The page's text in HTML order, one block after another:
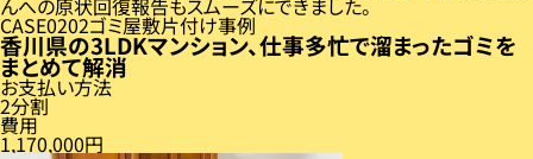
CASE 02ゴミ屋敷片付け事例
香川県の3LDKマンション、仕事多忙で溜まったゴミを
まとめて解消
お支払い方法
2分割
費用
1,170,000円